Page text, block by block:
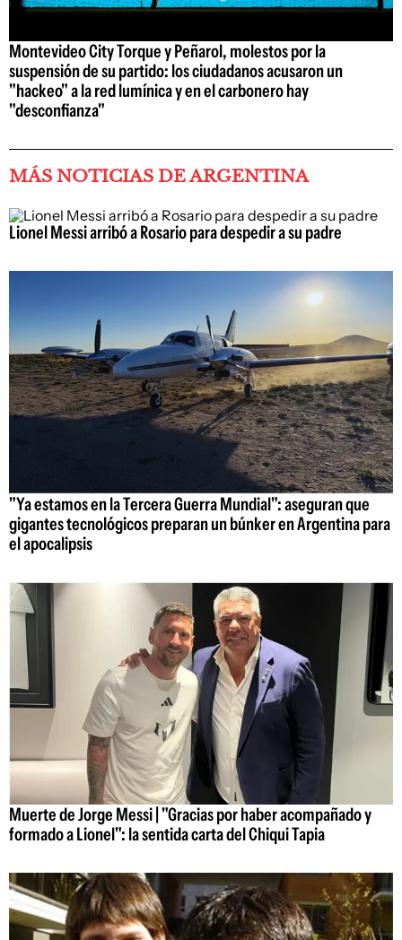
Montevideo City Torque y Peñarol, molestos por la
suspensión de su partido: los ciudadanos acusaron un
"hackeo" a la red lumínica y en el carbonero hay
"desconfianza"
MÁS NOTICIAS DE ARGENTINA
Lionel Messi arribó a Rosario para despedir a su padre
"Ya estamos en la Tercera Guerra Mundial": aseguran que
gigantes tecnológicos preparan un búnker en Argentina para
el apocalipsis
Muerte de Jorge Messi | "Gracias por haber acompañado y
formado a Lionel": la sentida carta del Chiqui Tapia